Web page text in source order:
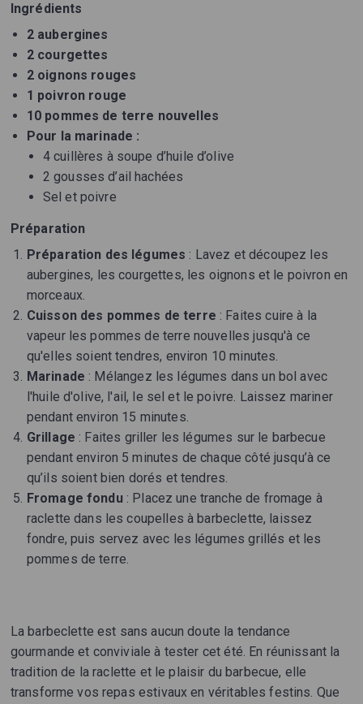
Ingrédients
2 aubergines
2 courgettes
2 oignons rouges
1 poivron rouge
10 pommes de terre nouvelles
Pour la marinade :
4 cuillères à soupe d’huile d’olive
2 gousses d’ail hachées
Sel et poivre
Préparation
Préparation des légumes : Lavez et découpez les
aubergines, les courgettes, les oignons et le poivron en
morceaux.
Cuisson des pommes de terre : Faites cuire à la
vapeur les pommes de terre nouvelles jusqu'à ce
qu'elles soient tendres, environ 10 minutes.
Marinade : Mélangez les légumes dans un bol avec
l'huile d'olive, l'ail, le sel et le poivre. Laissez mariner
pendant environ 15 minutes.
Grillage : Faites griller les légumes sur le barbecue
pendant environ 5 minutes de chaque côté jusqu’à ce
qu’ils soient bien dorés et tendres.
Fromage fondu: Placez une tranche de fromage à
raclette dans les coupelles à barbeclette, laissez
fondre, puis servez avec les légumes grillés et les
pommes de terre.
La barbeclette est sans aucun doute la tendance
gourmande et conviviale à tester cet été. En réunissant la
tradition de la raclette et le plaisir du barbecue, elle
transforme vos repas estivaux en véritables festins. Que